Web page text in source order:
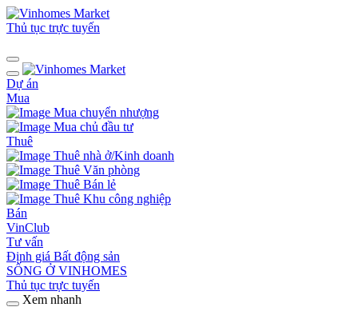
Thủ tục trực tuyến
Dự án
Mua
Mua chuyển nhượng
Mua chủ đầu tư
Thuê
Thuê nhà ở/Kinh doanh
Thuê Văn phòng
Thuê Bán lẻ
Thuê Khu công nghiệp
Bán
VinClub
Tư vấn
Định giá Bất động sản
SỐNG Ở VINHOMES
Thủ tục trực tuyến
Xem nhanh